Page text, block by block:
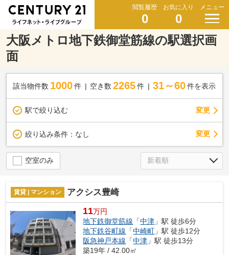
閲覧履歴
0
お気に入り
0
メニュー
大阪メトロ地下鉄御堂筋線の駅選択画
面
該当物件数 1000件 空き数 2265 件 31～60 件を表示
駅で絞り込む 変更
絞り込み条件： なし 変更
空室のみ
賃貸 | マンション アクシス豊崎
11万円
地下鉄御堂筋線 「中津 」駅 徒歩6分
地下鉄谷町線 「中崎町 」駅 徒歩12分
阪急神戸本線 「中津 」駅 徒歩13分
築19年 / 42.00㎡